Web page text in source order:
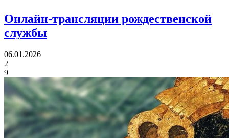
Онлайн-трансляции рождественской
службы
06.01.2026
2
9